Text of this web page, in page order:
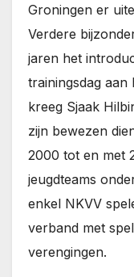
Groningen er
Verdere
jaren het
trainingsdag aan
kreeg Sjaak
zijn bewezen
2000 tot en met
jeugdteams
enkel NKVV
verband met
verengingen.